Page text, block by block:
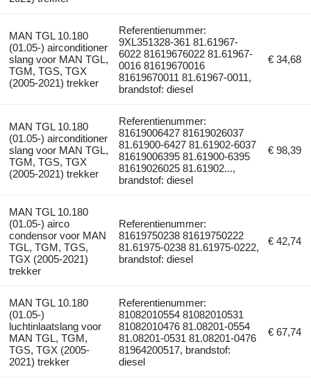
MAN TGL 10.180
(01.05-) airconditioner
slang voor MAN TGL,
TGM, TGS, TGX
(2005-2021) trekker
Referentienummer:
9XL351328-361 81.61967-
6022 81619676022 81.61967-
0016 81619670016
81619670011 81.61967-0011,
brandstof: diesel
€ 34,68
MAN TGL 10.180
(01.05-) airconditioner
slang voor MAN TGL,
TGM, TGS, TGX
(2005-2021) trekker
Referentienummer:
81619006427 81619026037
81.61900-6427 81.61902-6037
81619006395 81.61900-6395
81619026025 81.61902...,
brandstof: diesel
€ 98,39
MAN TGL 10.180
(01.05-) airco
condensor voor MAN
TGL, TGM, TGS,
TGX (2005-2021)
trekker
Referentienummer:
81619750238 81619750222
81.61975-0238 81.61975-0222,
brandstof: diesel
€ 42,74
MAN TGL 10.180
(01.05-)
luchtinlaatslang voor
MAN TGL, TGM,
TGS, TGX (2005-
2021) trekker
Referentienummer:
81082010554 81082010531
81082010476 81.08201-0554
81.08201-0531 81.08201-0476
81964200517, brandstof:
diesel
€ 67,74